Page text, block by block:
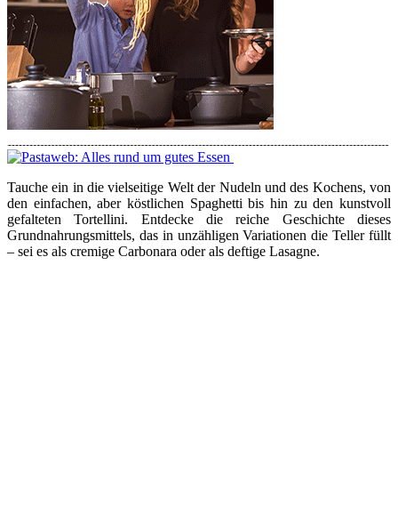
Tauche ein in die vielseitige Welt der Nudeln und des Kochens, von
den einfachen, aber köstlichen Spaghetti bis hin zu den kunstvoll
gefalteten Tortellini. Entdecke die reiche Geschichte dieses
Grundnahrungsmittels, das in unzähligen Variationen die Teller füllt
– sei es als cremige Carbonara oder als deftige Lasagne.